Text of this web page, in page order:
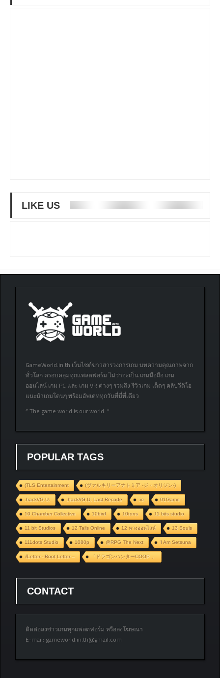
LIKE US
GameWorld.in.th เว็บไซต์ข่าวสารวงการเกม บทความคุณภาพจาก
ทั่วโลก ครอบคลุมทุกแพลตฟอร์ม ไม่ว่าจะเป็น เกมมือถือ เกม
ออนไลน์ เกม PC และ เกม VR ต่างๆ รวมถึง รีวิวเกม เด็ดๆ คลิปวีดิโอ
แนะนำเกมโดนๆ พร้อมอัพเดททุกวันที่นี่ที่เดียว
” The game world is our world. “
POPULAR TAGS
(TLS Entertainment (ヴァルキリーアナトミア ‐ジ・オリジン‐)
.hack//G.U. .hack//G.U. Last Recode .io 01Game
10 Chamber Collective 10bird 10tons 11 bits studio
11 bit Studios 12 Tails Online 12 หางออนไลน์ 13 Souls
111dots Studio 1080p @RPG The Next ‘I Am Setsuna
√Letter - Root Letter – 「ドラゴンハンターCOOP 」
CONTACT
ติดต่อลงข่าวเกมทุกแพลตฟอร์ม หรือลงโฆษณา
E-mail: gameworld.in.th@gmail.com